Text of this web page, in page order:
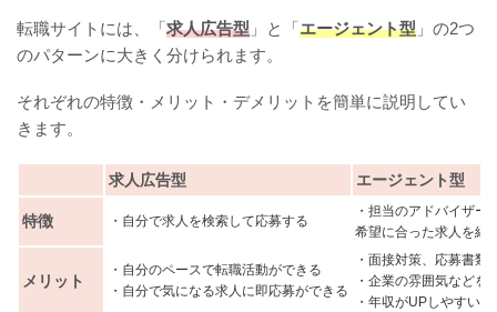
転職サイトには、「求人広告型 」と「エージェント型 」の2つ
のパターンに大きく分けられます。
それぞれの特徴・メリット・デメリットを簡単に説明してい
きます。
求人広告型 エージェント型
特徴 ・自分で求人を検索して応募する
・担当のアドバイザー
希望に合った求人を紹
メリット
・自分のペースで転職活動ができる
・自分で気になる求人に即応募ができる
・面接対策、応募書類
・企業の雰囲気などを
・年収がUPしやすい